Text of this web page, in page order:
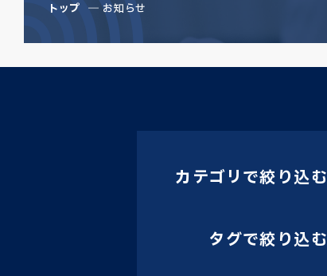
トップ お知らせ
カテゴリで絞り込む
タグで絞り込む